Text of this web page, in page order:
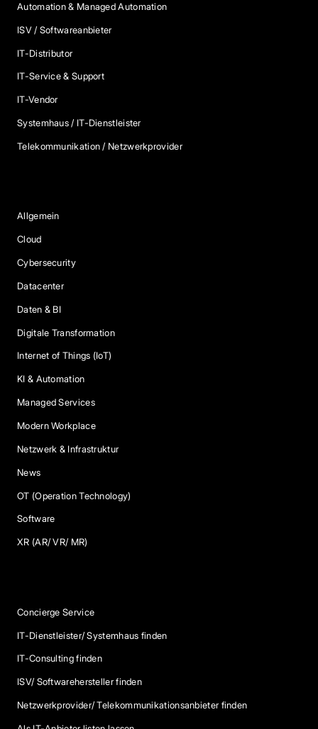
Automation & Managed Automation
ISV / Softwareanbieter
IT-Distributor
IT-Service & Support
IT-Vendor
Systemhaus / IT-Dienstleister
Telekommunikation / Netzwerkprovider
Allgemein
Cloud
Cybersecurity
Datacenter
Daten & BI
Digitale Transformation
Internet of Things (IoT)
KI & Automation
Managed Services
Modern Workplace
Netzwerk & Infrastruktur
News
OT (Operation Technology)
Software
XR (AR/ VR/ MR)
Concierge Service
IT-Dienstleister/ Systemhaus finden
IT-Consulting finden
ISV/ Softwarehersteller finden
Netzwerkprovider/ Telekommunikationsanbieter finden